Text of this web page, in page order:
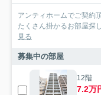
アンティホームでご契約
たくさん掛かるお部屋探
見る
募集中の部屋
12階
7.2万